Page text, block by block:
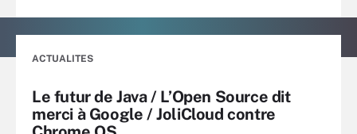
ACTUALITES
Le futur de Java / L’Open Source dit
merci à Google / JoliCloud contre